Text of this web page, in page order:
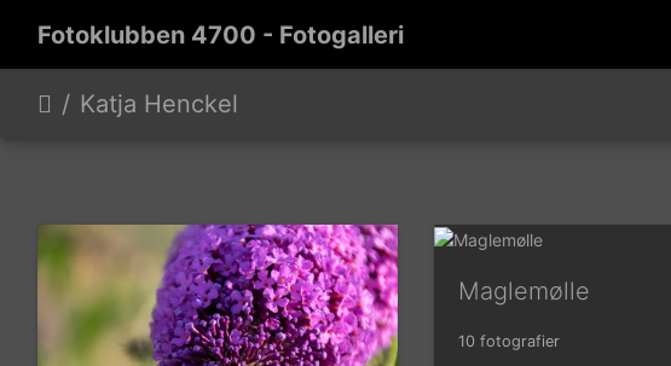
Fotoklubben 4700 - Fotogalleri
Katja Henckel
Maglemølle
10 fotografier